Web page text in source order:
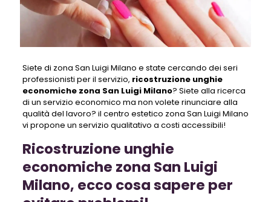
Siete di zona San Luigi Milano e state cercando dei seri
professionisti per il servizio, ricostruzione unghie
economiche zona San Luigi Milano? Siete alla ricerca
di un servizio economico ma non volete rinunciare alla
qualità del lavoro? il centro estetico zona San Luigi Milano
vi propone un servizio qualitativo a costi accessibili!
Ricostruzione unghie
economiche zona San Luigi
Milano, ecco cosa sapere per